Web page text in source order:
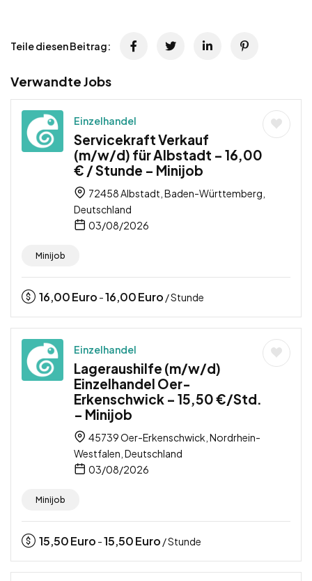
Teile diesen Beitrag:
Verwandte Jobs
Einzelhandel
Servicekraft Verkauf
(m/w/d) für Albstadt – 16,00
€ / Stunde – Minijob
72458 Albstadt, Baden-Württemberg,
Deutschland
03/08/2026
Minijob
16,00Euro -16,00Euro / Stunde
Einzelhandel
Lageraushilfe (m/w/d)
Einzelhandel Oer-
Erkenschwick – 15,50 €/Std.
– Minijob
45739 Oer-Erkenschwick, Nordrhein-
Westfalen, Deutschland
03/08/2026
Minijob
15,50Euro -15,50Euro / Stunde